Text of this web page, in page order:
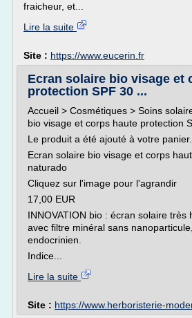
fraicheur, et...
Lire la suite
Site : https://www.eucerin.fr
Ecran solaire bio visage et
protection SPF 30 ...
Accueil > Cosmétiques > Soins
bio visage et corps haute protection
Le produit a été ajouté à votre panier.
Ecran solaire bio visage et corps
naturado
Cliquez sur l'image pour l'agrandir
17,00 EUR
INNOVATION bio : écran solaire très
avec filtre minéral sans
endocrinien.
Indice...
Lire la suite
Site : https://www.herboristerie-